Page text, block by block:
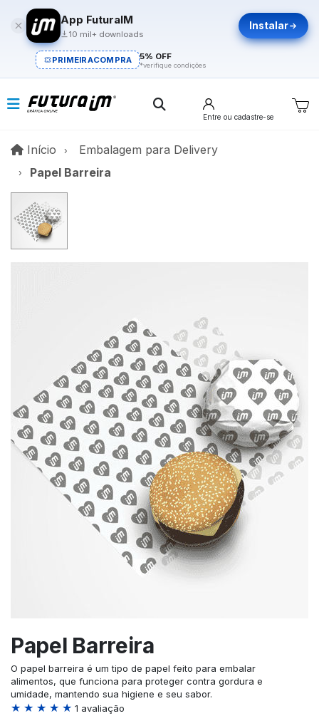
App FuturaIM
10 mil+ downloads
Instalar
PRIMEIRACOMPRA 5% OFF
*verifique condições
Entre ou cadastre-se
Início InícioEmbalagem para Delivery
Papel Barreira
Papel Barreira
O papel barreira é um tipo de papel feito para embalar
alimentos, que funciona para proteger contra gordura e
umidade, mantendo sua higiene e seu sabor.
★ ★ ★ ★ ★ 1 avaliação